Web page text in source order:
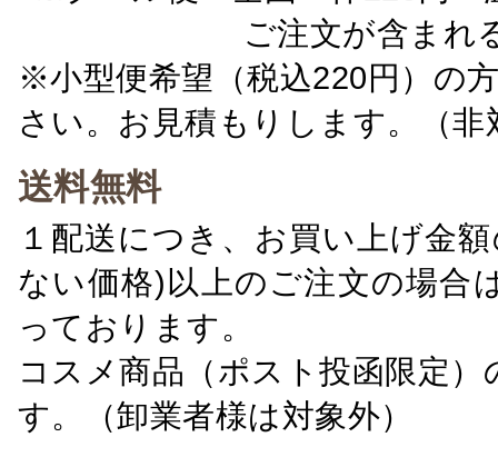
ご注文が含ま
※小型便希望（税込220円）の
さい。お見積もりします。（非
送料無料
１配送につき、お買い上げ金
ない価格)以上のご注文の場合
っております。
コスメ商品（ポスト投函限定
す。（卸業者様は対象外）